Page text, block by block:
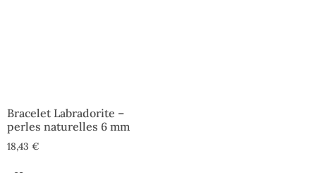
Bracelet Labradorite –
perles naturelles 6 mm
18,43 €